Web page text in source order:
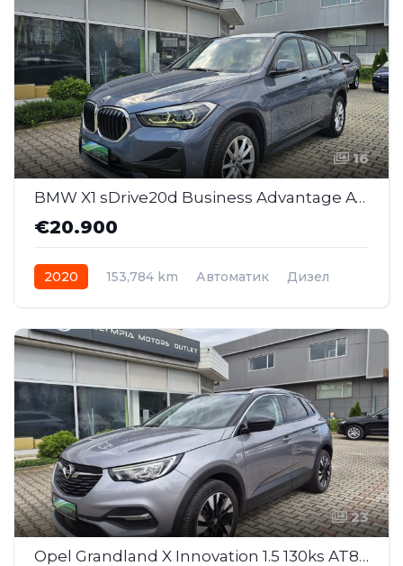
16
BMW X1 sDrive20d Business Advantage AT (SAJ020 )
€20.900
2020 153,784 km Автоматик
Дизел
23
Opel Grandland X Innovation 1.5 130ks AT8 (MMJ008)